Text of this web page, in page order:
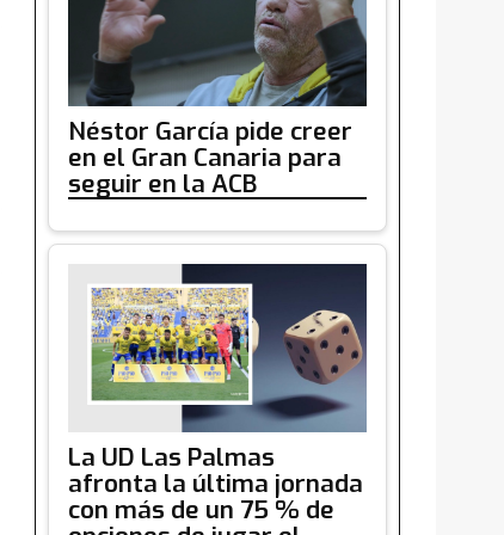
Néstor García pide creer
en el Gran Canaria para
seguir en la ACB
La UD Las Palmas
afronta la última jornada
con más de un 75 % de